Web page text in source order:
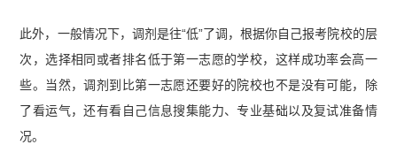
此外，一般情况下，调剂是往“低”了调，根据你自己报考院校的层
次，选择相同或者排名低于第一志愿的学校，这样成功率会高一
些。当然，调剂到比第一志愿还要好的院校也不是没有可能，除
了看运气，还有看自己信息搜集能力、专业基础以及复试准备情
况。